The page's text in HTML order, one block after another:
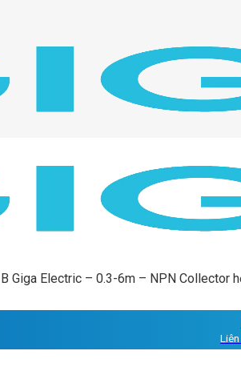
Giga Electric – 0.3-6m – NPN Collector